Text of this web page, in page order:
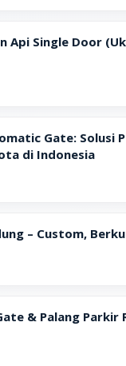
Api Single Door
Gate: Solusi
di Indonesia
– Custom,
& Palang Parkir